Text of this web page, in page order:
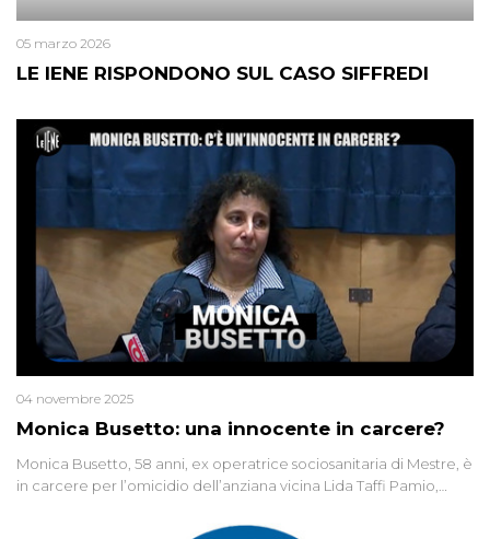
LE IENE RISPONDONO SUL CASO SIFFREDI
05 marzo 2026
Monica Busetto: una innocente in carcere?
04 novembre 2025
Monica Busetto, 58 anni, ex operatrice sociosanitaria di Mestre, è
in carcere per l’omicidio dell’anziana vicina Lida Taffi Pamio,
minuscola su una collanina, Monica si proclama innocente. Nel